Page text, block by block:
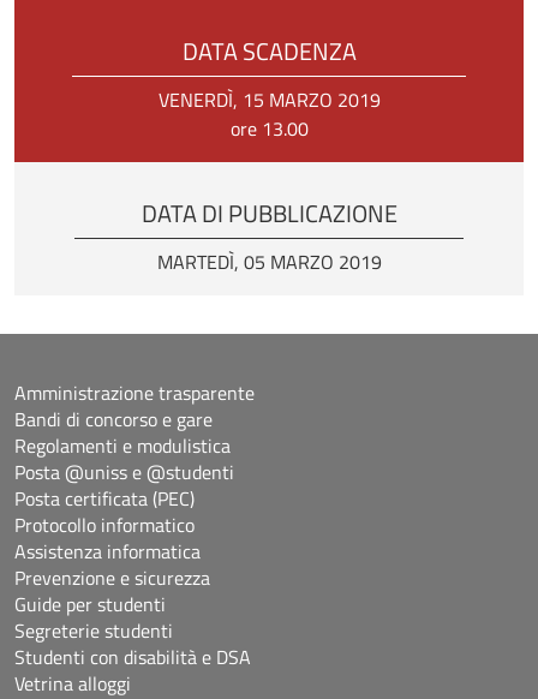
DATA SCADENZA
VENERDÌ, 15 MARZO 2019
ore 13.00
DATA DI PUBBLICAZIONE
MARTEDÌ, 05 MARZO 2019
Amministrazione trasparente
Bandi di concorso e gare
Regolamenti e modulistica
Posta @uniss e @studenti
Posta certificata (PEC)
Protocollo informatico
Assistenza informatica
Prevenzione e sicurezza
Guide per studenti
Segreterie studenti
Studenti con disabilità e DSA
Vetrina alloggi